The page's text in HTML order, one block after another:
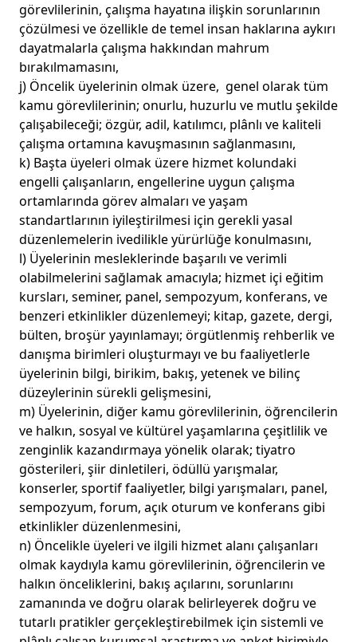
görevlilerinin, çalışma hayatına ilişkin sorunlarının
çözülmesi ve özellikle de temel insan haklarına aykırı
dayatmalarla çalışma hakkından mahrum
bırakılmamasını,
j) Öncelik üyelerinin olmak üzere, genel olarak tüm
kamu görevlilerinin; onurlu, huzurlu ve mutlu şekilde
çalışabileceği; özgür, adil, katılımcı, plânlı ve kaliteli
çalışma ortamına kavuşmasının sağlanmasını,
k) Başta üyeleri olmak üzere hizmet kolundaki
engelli çalışanların, engellerine uygun çalışma
ortamlarında görev almaları ve yaşam
standartlarının iyileştirilmesi için gerekli yasal
düzenlemelerin ivedilikle yürürlüğe konulmasını,
l) Üyelerinin mesleklerinde başarılı ve verimli
olabilmelerini sağlamak amacıyla; hizmet içi eğitim
kursları, seminer, panel, sempozyum, konferans, ve
benzeri etkinlikler düzenlemeyi; kitap, gazete, dergi,
bülten, broşür yayınlamayı; örgütlenmiş rehberlik ve
danışma birimleri oluşturmayı ve bu faaliyetlerle
üyelerinin bilgi, birikim, bakış, yetenek ve bilinç
düzeylerinin sürekli gelişmesini,
m) Üyelerinin, diğer kamu görevlilerinin, öğrencilerin
ve halkın, sosyal ve kültürel yaşamlarına çeşitlilik ve
zenginlik kazandırmaya yönelik olarak; tiyatro
gösterileri, şiir dinletileri, ödüllü yarışmalar,
konserler, sportif faaliyetler, bilgi yarışmaları, panel,
sempozyum, forum, açık oturum ve konferans gibi
etkinlikler düzenlenmesini,
n) Öncelikle üyeleri ve ilgili hizmet alanı çalışanları
olmak kaydıyla kamu görevlilerinin, öğrencilerin ve
halkın önceliklerini, bakış açılarını, sorunlarını
zamanında ve doğru olarak belirleyerek doğru ve
tutarlı pratikler gerçekleştirebilmek için sistemli ve